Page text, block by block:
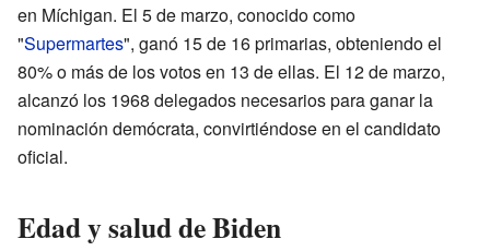
en Míchigan. El 5 de marzo, conocido como
"Supermartes", ganó 15 de 16 primarias, obteniendo el
80% o más de los votos en 13 de ellas. El 12 de marzo,
alcanzó los 1968 delegados necesarios para ganar la
nominación demócrata, convirtiéndose en el candidato
oficial.
Edad y salud de Biden